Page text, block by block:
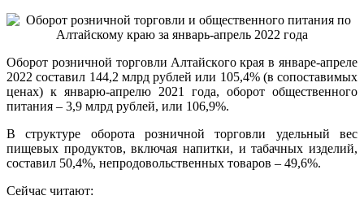
Оборот розничной торговли Алтайского края в январе-апреле
2022 составил 144,2 млрд рублей или 105,4% (в сопоставимых
ценах) к январю-апрелю 2021 года, оборот общественного
питания – 3,9 млрд рублей, или 106,9%.
В структуре оборота розничной торговли удельный вес
пищевых продуктов, включая напитки, и табачных изделий,
составил 50,4%, непродовольственных товаров – 49,6%.
Сейчас читают: